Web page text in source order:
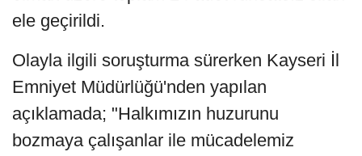
ele geçirildi.
Olayla ilgili soruşturma sürerken Kayseri İl
Emniyet Müdürlüğü'nden yapılan
açıklamada; "Halkımızın huzurunu
bozmaya çalışanlar ile mücadelemiz